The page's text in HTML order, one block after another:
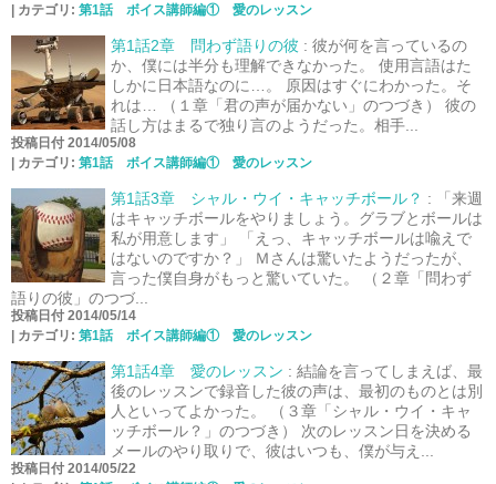
カテゴリ: 第1話 ボイス講師編① 愛のレッスン
第1話2章 問わず語りの彼 : 彼が何を言っているの
か、僕には半分も理解できなかった。 使用言語はた
しかに日本語なのに…。 原因はすぐにわかった。そ
れは… （１章「君の声が届かない」のつづき） 彼の
話し方はまるで独り言のようだった。相手...
投稿日付 2014/05/08
カテゴリ: 第1話 ボイス講師編① 愛のレッスン
第1話3章 シャル・ウイ・キャッチボール？ :
「来週
はキャッチボールをやりましょう。グラブとボールは
私が用意します」 「えっ、キャッチボールは喩えで
はないのですか？」 Ｍさんは驚いたようだったが、
言った僕自身がもっと驚いていた。 （２章「問わず
語りの彼」のつづ...
投稿日付 2014/05/14
カテゴリ: 第1話 ボイス講師編① 愛のレッスン
第1話4章 愛のレッスン : 結論を言ってしまえば、最
後のレッスンで録音した彼の声は、最初のものとは別
人といってよかった。 （３章「シャル・ウイ・キャ
ッチボール？」のつづき） 次のレッスン日を決める
メールのやり取りで、彼はいつも、僕が与え...
投稿日付 2014/05/22